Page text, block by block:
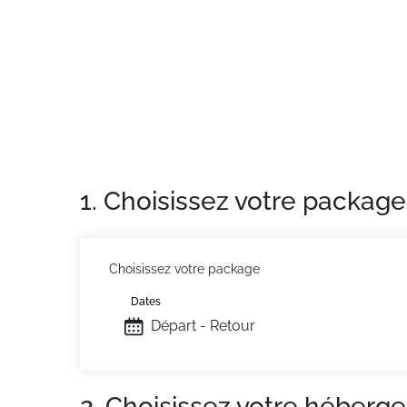
1. Choisissez votre package
Choisissez votre package
Départ - Retour
Dates